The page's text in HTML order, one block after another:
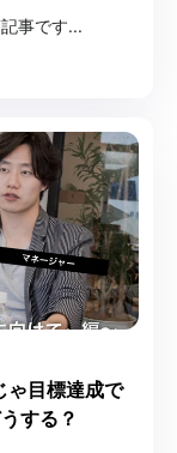
事です...
ゃ目標達成で
する？